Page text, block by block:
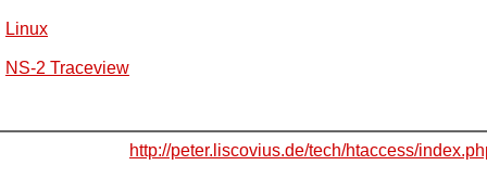
Linux
NS-2 Traceview
http://peter.liscovius.de/tech/htaccess/